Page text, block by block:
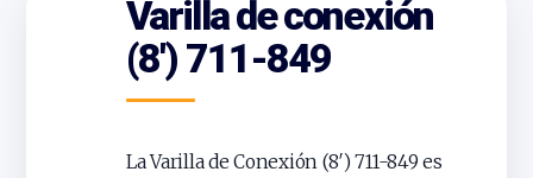
Varilla de conexión
(8′) 711-849
La Varilla de Conexión (8′) 711-849 es